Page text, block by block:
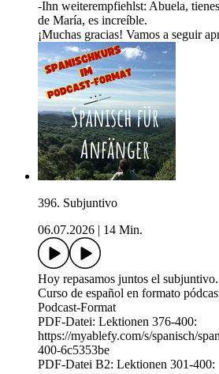
-Ihn weiterempfiehlst: Abuela,
de María, es increíble.
¡Muchas gracias! Vamos a seguir
396. Subjuntivo
06.07.2026
14 Min.
Hoy repasamos juntos el subjuntivo.
Curso de español en formato
Podcast-Format
PDF-Datei: Lektionen 376-400:
https://myablefy.com/s/spanisch/
400-6c5353be
PDF-Datei B2: Lektionen 301-400: